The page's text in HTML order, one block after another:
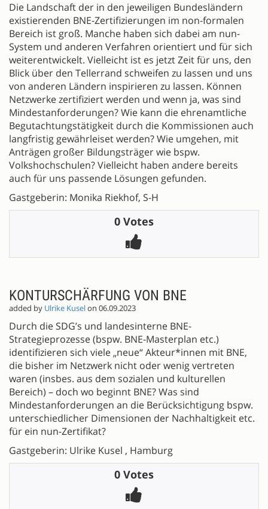
Die Landschaft der in den jeweiligen Bundesländern
existierenden BNE-Zertifizierungen im non-formalen
Bereich ist groß. Manche haben sich dabei am nun-
System und anderen Verfahren orientiert und für sich
weiterentwickelt. Vielleicht ist es jetzt Zeit für uns, den
Blick über den Tellerrand schweifen zu lassen und uns
von anderen Ländern inspirieren zu lassen. Können
Netzwerke zertifiziert werden und wenn ja, was sind
Mindestanforderungen? Wie kann die ehrenamtliche
Begutachtungstätigkeit durch die Kommissionen auch
langfristig gewährleiset werden? Wie umgehen, mit
Anträgen großer Bildungsträger wie bspw.
Volkshochschulen? Vielleicht haben andere bereits
auch für uns passende Lösungen gefunden.
Gastgeberin: Monika Riekhof, S-H
0 Votes
KONTURSCHÄRFUNG VON BNE
added by Ulrike Kuselon 06.09.2023
Durch die SDG’s und landesinterne BNE-
Strategieprozesse (bspw. BNE-Masterplan etc.)
identifizieren sich viele „neue“ Akteur*innen mit BNE,
die bisher im Netzwerk nicht oder wenig vertreten
waren (insbes. aus dem sozialen und kulturellen
Bereich) – doch wo beginnt BNE? Was sind
Mindestanforderungen an die Berücksichtigung bspw.
unterschiedlicher Dimensionen der Nachhaltigkeit etc.
für ein nun-Zertifikat?
Gastgeberin: Ulrike Kusel , Hamburg
0 Votes